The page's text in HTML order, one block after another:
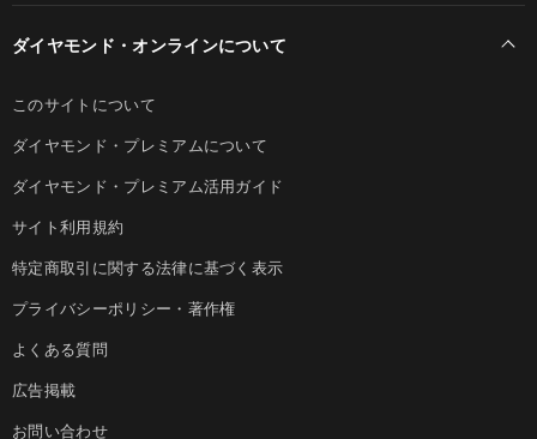
ダイヤモンド・オンラインについて
このサイトについて
ダイヤモンド・プレミアムについて
ダイヤモンド・プレミアム活用ガイド
サイト利用規約
特定商取引に関する法律に基づく表示
プライバシーポリシー・著作権
よくある質問
広告掲載
お問い合わせ